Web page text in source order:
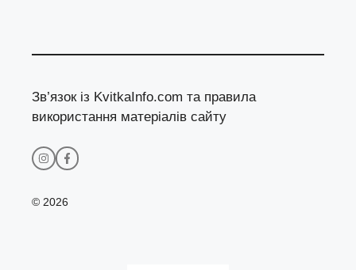
Зв’язок із KvitkaInfo.com та правила
використання матеріалів сайту
© 2026